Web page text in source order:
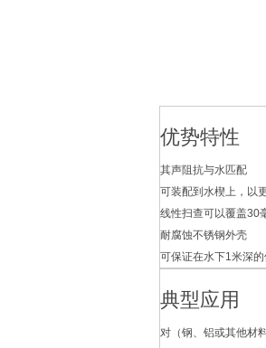
优势特性
其声阻抗与水匹配
可装配到水楔上，以
线性扫查可以覆盖30
耐腐蚀不锈钢外壳
可保证在水下1米深
典型应用
对（钢、铝或其他材